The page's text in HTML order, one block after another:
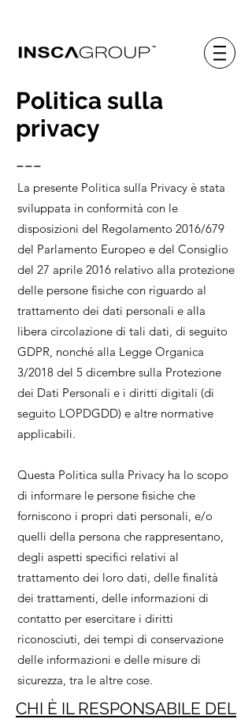
Politica sulla
privacy
La presente Politica sulla Privacy è stata
sviluppata in conformità con le
disposizioni del Regolamento 2016/679
del Parlamento Europeo e del Consiglio
del 27 aprile 2016 relativo alla protezione
delle persone fisiche con riguardo al
trattamento dei dati personali e alla
libera circolazione di tali dati, di seguito
GDPR, nonché alla Legge Organica
3/2018 del 5 dicembre sulla Protezione
dei Dati Personali e i diritti digitali (di
seguito LOPDGDD) e altre normative
applicabili.
Questa Politica sulla Privacy ha lo scopo
di informare le persone fisiche che
forniscono i propri dati personali, e/o
quelli della persona che rappresentano,
degli aspetti specifici relativi al
trattamento dei loro dati, delle finalità
dei trattamenti, delle informazioni di
contatto per esercitare i diritti
riconosciuti, dei tempi di conservazione
delle informazioni e delle misure di
sicurezza, tra le altre cose.
CHI È IL RESPONSABILE DEL